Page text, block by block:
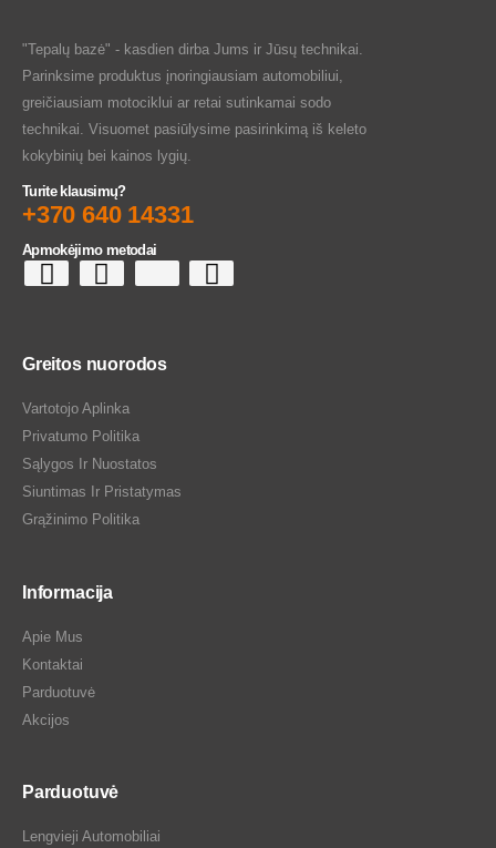
"Tepalų bazė" - kasdien dirba Jums ir Jūsų technikai.
Parinksime produktus įnoringiausiam automobiliui,
greičiausiam motociklui ar retai sutinkamai sodo
technikai. Visuomet pasiūlysime pasirinkimą iš keleto
kokybinių bei kainos lygių.
Turite klausimų?
+370 640 14331
Apmokėjimo metodai
Greitos nuorodos
Vartotojo Aplinka
Privatumo Politika
Sąlygos Ir Nuostatos
Siuntimas Ir Pristatymas
Grąžinimo Politika
Informacija
Apie Mus
Kontaktai
Parduotuvė
Akcijos
Parduotuvė
Lengvieji Automobiliai